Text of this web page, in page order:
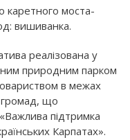
каретного моста-
вишиванка.
реалізована у
природним парком
в межах
громад, що
підтримка
Карпатах».